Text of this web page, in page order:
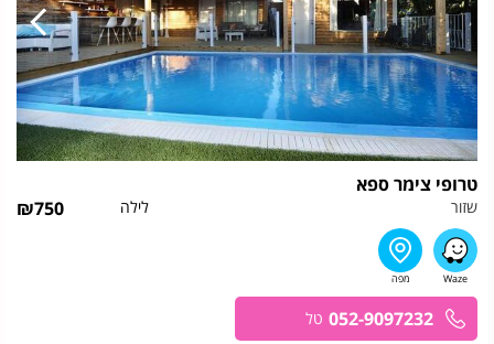
טרופי צימר ספא
שזור לילה ₪750
052-9097232 טל